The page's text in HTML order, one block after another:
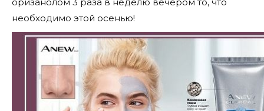
оризанолом 3 раза в неделю вечером то, что
необходимо этой осенью!